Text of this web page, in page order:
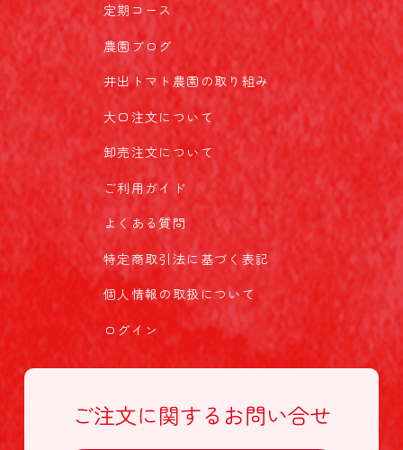
定期コース
農園ブログ
井出トマト農園の取り組み
大口注文について
卸売注文について
ご利用ガイド
よくある質問
特定商取引法に基づく表記
個人情報の取扱について
ログイン
ご注文に関する お問い合せ